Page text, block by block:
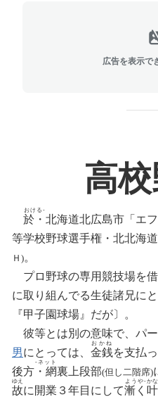
広告を表示で
高
於・
おける‐
北海道北広島市「エフ
等学校野球選手権 ・ 北北海
Ｈ)。
プロ野球の専用競技場を
に取り組んでる生徒諸兄に
『甲子園球場』だが〕 。
彼等とは別の意味で パ
男にとっては、 金銭
おかね
を支払
後方 ・網
‐ネット
裏上段部(但し二階席)
故
ゆえ
に開業３年目にして漸く
ようや‐
叶
かな